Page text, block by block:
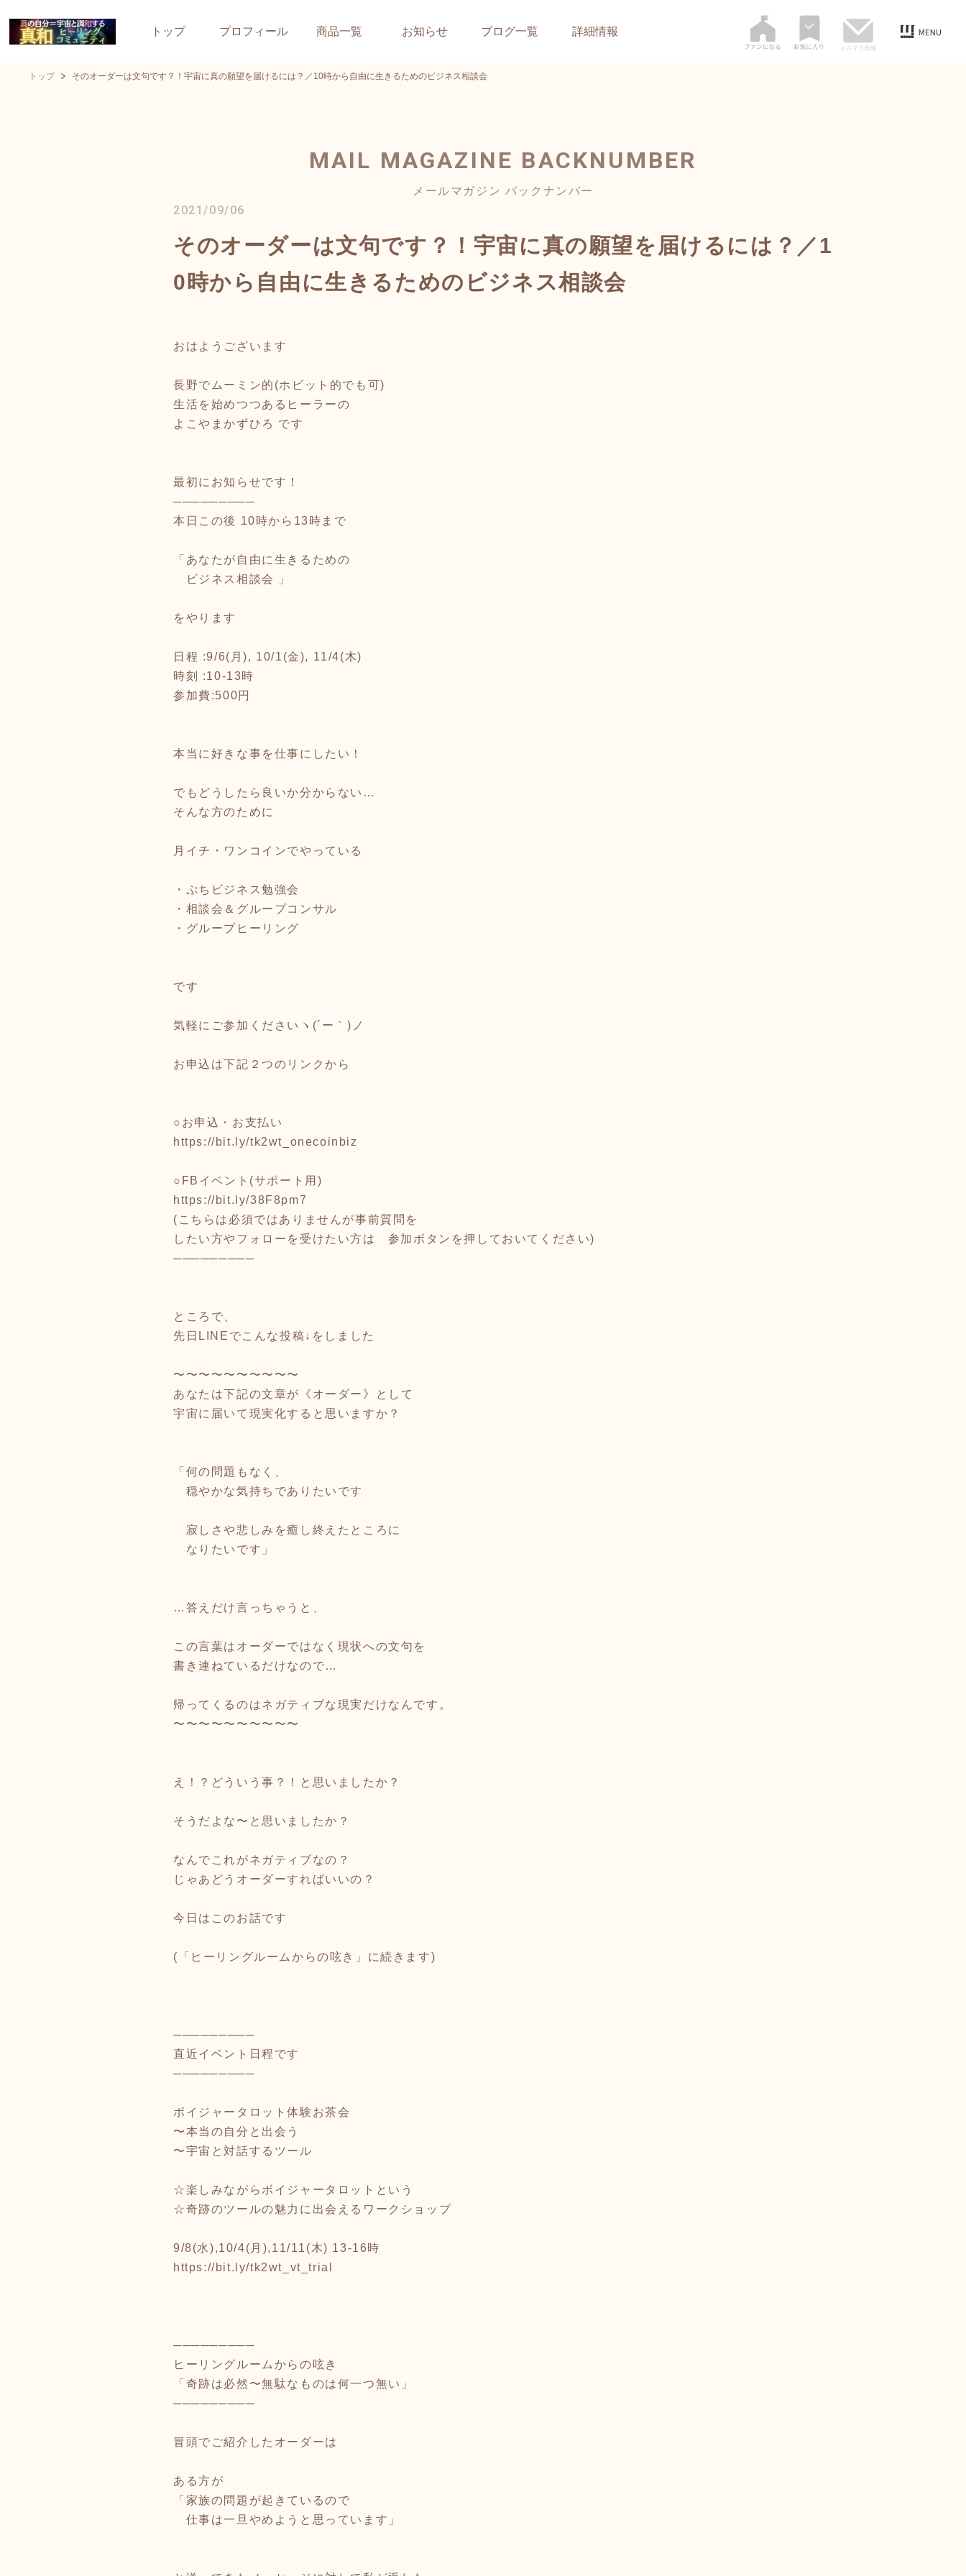
トップ プロフィール 商品一覧 お知らせ ブログ一覧 詳細情報
トップ そのオーダーは文句です？！宇宙に真の願望を届けるには？／10時から自由に生きるためのビジネス相談会
MAIL MAGAZINE BACKNUMBER
メールマガジン バックナンバー
2021/09/06
そのオーダーは文句です？！宇宙に真の願望を届けるには？／1
0時から自由に生きるためのビジネス相談会
おはようございます
長野でムーミン的(ホビット的でも可)
生活を始めつつあるヒーラーの
よこやまかずひろ です
最初にお知らせです！
─────────
本日この後 10時から13時まで
「あなたが自由に生きるための
ビジネス相談会 」
をやります
日程 :9/6(月), 10/1(金), 11/4(木)
時刻 :10-13時
参加費:500円
本当に好きな事を仕事にしたい！
でもどうしたら良いか分からない…
そんな方のために
月イチ・ワンコインでやっている
・ぷちビジネス勉強会
・相談会＆グループコンサル
・グループヒーリング
です
気軽にご参加くださいヽ(´ー｀)ノ
お申込は下記２つのリンクから
○お申込・お支払い
https://bit.ly/tk2wt_onecoinbiz
○FBイベント(サポート用)
https://bit.ly/38F8pm7
(こちらは必須ではありませんが事前質問を
したい方やフォローを受けたい方は 参加ボタンを押しておいてください)
─────────
ところで、
先日LINEでこんな投稿↓をしました
〜〜〜〜〜〜〜〜〜〜
あなたは下記の文章が《オーダー》として
宇宙に届いて現実化すると思いますか？
「何の問題もなく、
穏やかな気持ちでありたいです
寂しさや悲しみを癒し終えたところに
なりたいです」
…答えだけ言っちゃうと、
この言葉はオーダーではなく現状への文句を
書き連ねているだけなので…
帰ってくるのはネガティブな現実だけなんです。
〜〜〜〜〜〜〜〜〜〜
え！？どういう事？！と思いましたか？
そうだよな〜と思いましたか？
なんでこれがネガティブなの？
じゃあどうオーダーすればいいの？
今日はこのお話です
(「ヒーリングルームからの呟き」に続きます)
─────────
直近イベント日程です
─────────
ボイジャータロット体験お茶会
〜本当の自分と出会う
〜宇宙と対話するツール
☆楽しみながらボイジャータロットという
☆奇跡のツールの魅力に出会えるワークショップ
9/8(水),10/4(月),11/11(木) 13-16時
https://bit.ly/tk2wt_vt_trial
─────────
ヒーリングルームからの呟き
「奇跡は必然〜無駄なものは何一つ無い」
─────────
冒頭でご紹介したオーダーは
ある方が
「家族の問題が起きているので
仕事は一旦やめようと思っています」